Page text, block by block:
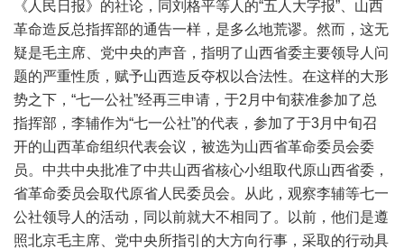
《人民日报》的社论，同刘格平等人的“五人大字报”、山西
革命造反总指挥部的通告一样，是多么地荒谬。然而，这无
疑是毛主席、党中央的声音，指明了山西省委主要领导人问
题的严重性质，赋予山西造反夺权以合法性。在这样的大形
势之下，“七一公社”经再三申请，于2月中旬获准参加了总
指挥部，李辅作为“七一公社”的代表，参加了于3月中旬召
开的山西革命组织代表会议，被选为山西省革命委员会委
员。中共中央批准了中共山西省核心小组取代原山西省委，
省革命委员会取代原省人民委员会。从此，观察李辅等七一
公社领导人的活动，同以前就大不相同了。以前，他们是遵
照北京毛主席、党中央所指引的大方向行事，采取的行动具